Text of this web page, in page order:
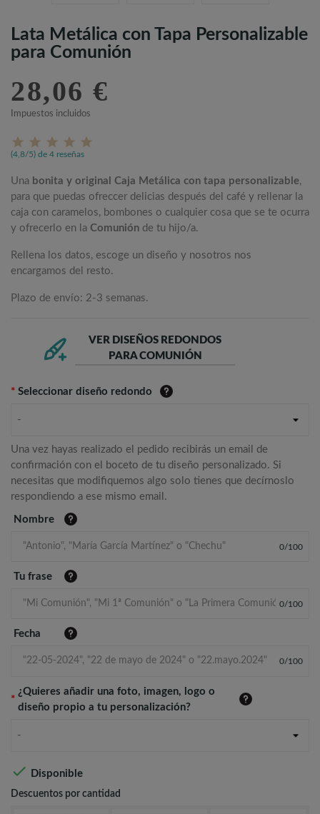
Lata Metálica con Tapa Personalizable
para Comunión
28,06 €
Impuestos incluidos
(4,8/5) de 4 reseñas
Una bonita y original Caja Metálica con tapa personalizable,
para que puedas ofreccer delicias después del café y rellenar la
caja con caramelos, bombones o cualquier cosa que se te ocurra
y ofrecerlo en la Comunión de tu hijo/a.
Rellena los datos, escoge un diseño y nosotros nos
encargamos del resto.
Plazo de envío: 2-3 semanas.
VER DISEÑOS REDONDOS
PARA COMUNIÓN
* Seleccionar diseño redondo
-
Una vez hayas realizado el pedido recibirás un email de
confirmación con el boceto de tu diseño personalizado. Si
necesitas que modifiquemos algo solo tienes que decírnoslo
respondiendo a ese mismo email.
Nombre
0/100
Tu frase
0/100
Fecha
0/100
*
¿Quieres añadir una foto, imagen, logo o
diseño propio a tu personalización?
-
 Disponible
Descuentos por cantidad